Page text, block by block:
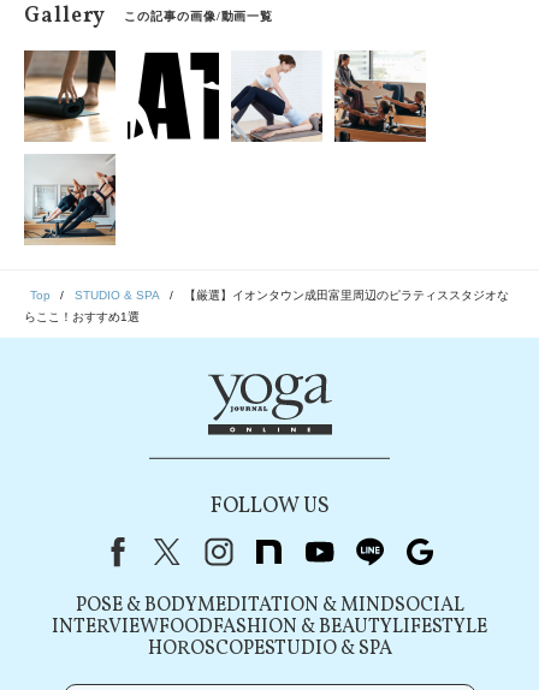
Gallery この記事の画像/動画一覧
Top STUDIO & SPA
【厳選】イオンタウン成田富里周辺のピラティススタジオな
らここ！おすすめ1選
FOLLOW US
FacebookX（旧Twitter）
instagram
note youtubeline
POSE & BODYMEDITATION & MINDSOCIAL
INTERVIEWFOODFASHION & BEAUTYLIFESTYLE
HOROSCOPESTUDIO & SPA